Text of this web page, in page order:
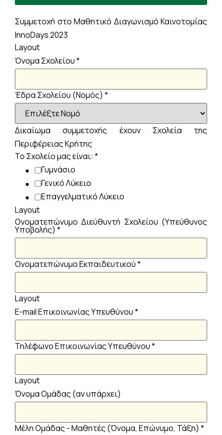
Συμμετοχή στο Μαθητικό Διαγωνισμό Καινοτομίας
InnoDays 2023
Layout
Όνομα Σχολείου*
Έδρα Σχολείου (Νομός) *
Δικαίωμα συμμετοχής έχουν Σχολεία της
Περιφέρειας Κρήτης
Το Σχολείο μας είναι: *
Γυμνάσιο
Γενικό Λύκειο
Επαγγελματικό Λύκειο
Layout
Ονοματεπώνυμο Διεύθυντή Σχολείου (Υπεύθυνος
Υποβολής) *
Ονοματεπώνυμο Εκπαιδευτικού*
Layout
E-mail Επικοινωνίας Υπευθύνου*
Τηλέφωνο Επικοινωνίας Υπευθύνου*
Layout
Όνομα Ομάδας (αν υπάρχει)
Μέλη Ομάδας - Μαθητές (Όνομα, Επώνυμο, Τάξη) *